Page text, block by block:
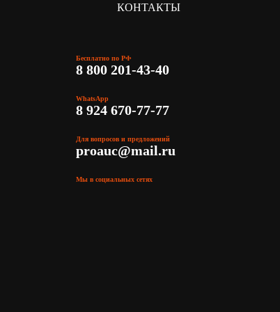
КОНТАКТЫ
Бесплатно по РФ
8 800 201-43-40
WhatsApp
8 924 670-77-77
Для вопросов и предложений
proauc@mail.ru
Мы в социальных сетях